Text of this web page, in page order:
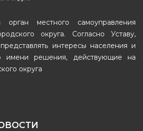
орган местного самоуправления
округа. Согласно Уставу,
интересы населения и
имени решения, действующие на
округа